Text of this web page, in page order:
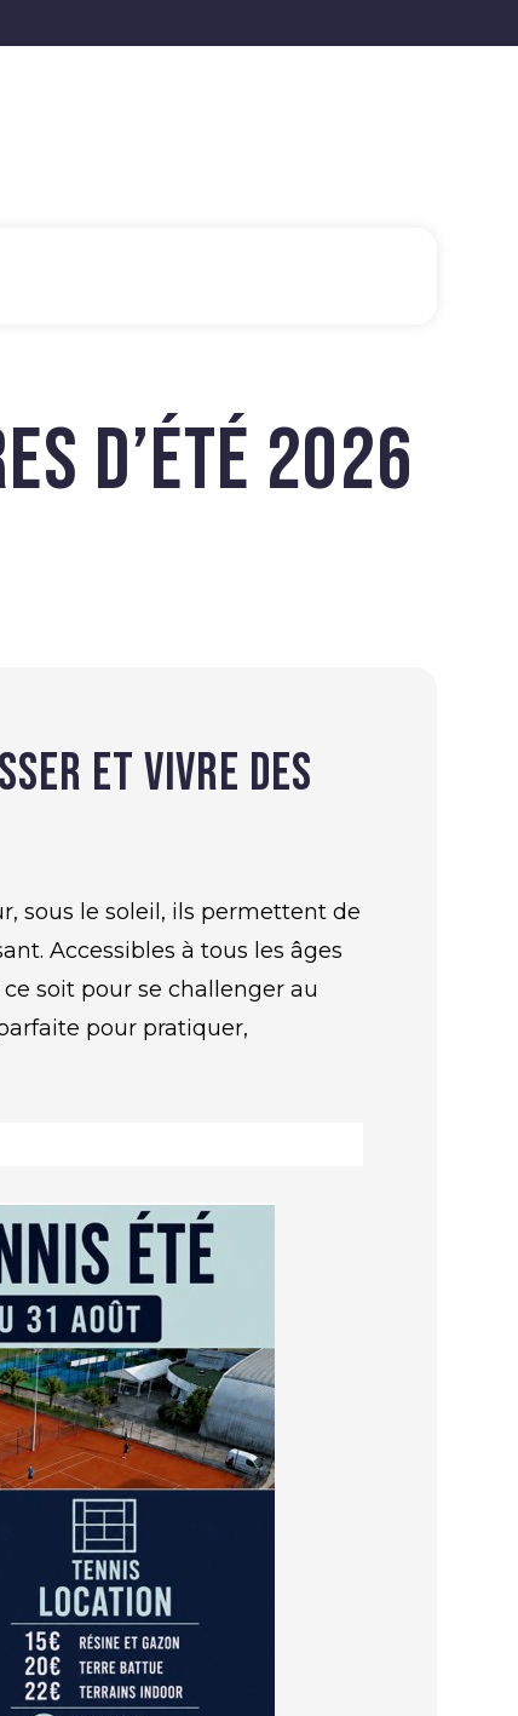
D’ÉTÉ 2026
et vivre des
sous le soleil, ils permettent de
Accessibles à tous les âges
soit pour se challenger au
pour pratiquer,